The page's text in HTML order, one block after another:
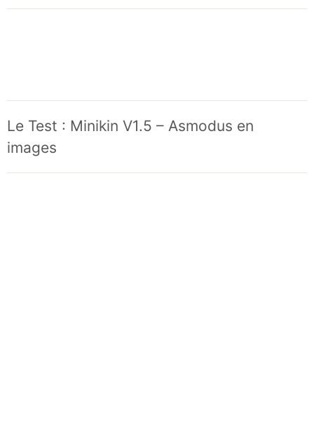
Le Test : Minikin V1.5 – Asmodus en
images